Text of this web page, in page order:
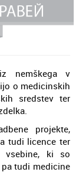
nemškega v
o medicinskih
sredstev ter
projekte,
tudi licence ter
vsebine, ki so
tudi medicine